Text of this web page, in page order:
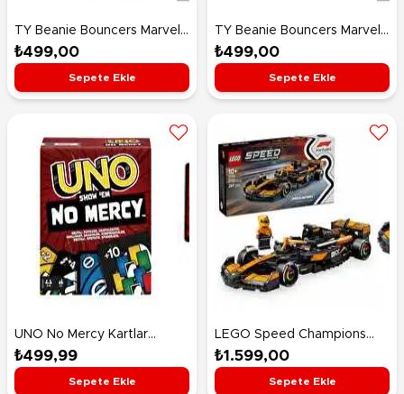
TY Beanie Bouncers Marvel
Hulk 7 Cm
₺499,00
Sepete Ekle
TY Beanie Bouncers Marvel
Miles Morales 7 Cm
₺499,00
Sepete Ekle
UNO No Mercy Kartlar
HWV18
₺499,99
Sepete Ekle
LEGO Speed Champions
McLaren F1 Team MCL38
Yarış Arabası 77251
₺1.599,00
Sepete Ekle